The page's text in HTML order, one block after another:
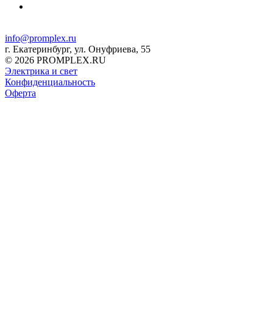
info@promplex.ru
г. Екатеринбург, ул. Онуфриева, 55
© 2026 PROMPLEX.RU
Электрика и свет
Конфиденциальность
Оферта